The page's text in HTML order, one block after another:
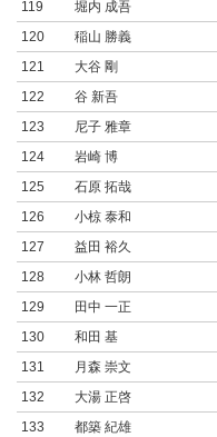
119 堀内 成吾
120
稲山 勝義
121
大谷 剛
122
谷 新吾
123
尼子 雅章
124
岩崎 博
125
石原 拓哉
126
小椋 泰和
127
益田 裕久
128
小林 哲朗
129
田中 一正
130
和田 基
131
月森 崇文
132
大湯 正啓
133
都築 紀雄